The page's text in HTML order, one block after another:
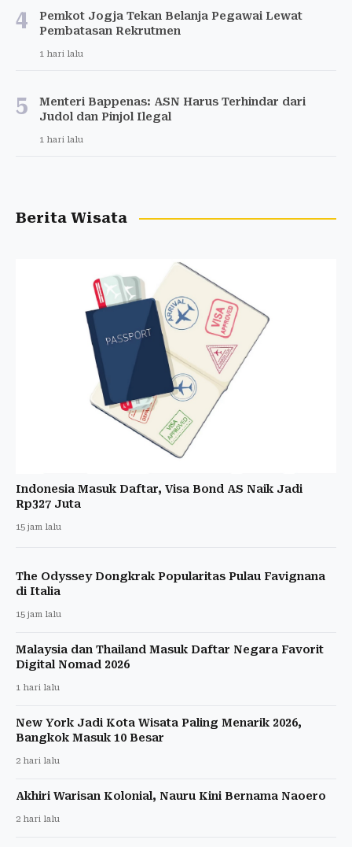
4
Pemkot Jogja Tekan Belanja Pegawai Lewat
Pembatasan Rekrutmen
1 hari lalu
5
Menteri Bappenas: ASN Harus Terhindar dari
Judol dan Pinjol Ilegal
1 hari lalu
Berita Wisata
Indonesia Masuk Daftar, Visa Bond AS Naik Jadi
Rp327 Juta
15 jam lalu
The Odyssey Dongkrak Popularitas Pulau Favignana
di Italia
15 jam lalu
Malaysia dan Thailand Masuk Daftar Negara Favorit
Digital Nomad 2026
1 hari lalu
New York Jadi Kota Wisata Paling Menarik 2026,
Bangkok Masuk 10 Besar
2 hari lalu
Akhiri Warisan Kolonial, Nauru Kini Bernama Naoero
2 hari lalu